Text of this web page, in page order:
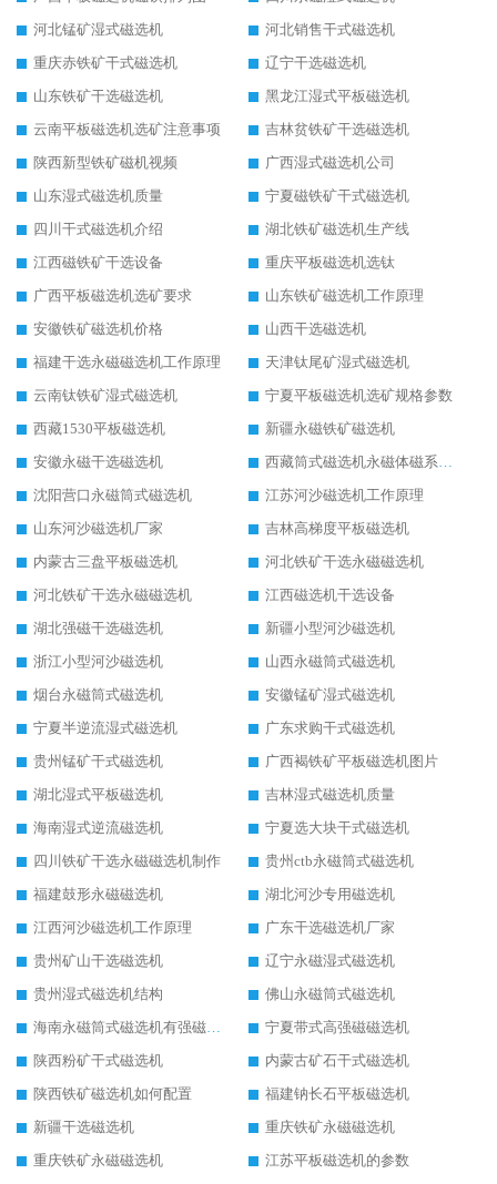
河北锰矿湿式磁选机
河北销售干式磁选机
重庆赤铁矿干式磁选机
辽宁干选磁选机
山东铁矿干选磁选机
黑龙江湿式平板磁选机
云南平板磁选机选矿注意事项
吉林贫铁矿干选磁选机
陕西新型铁矿磁机视频
广西湿式磁选机公司
山东湿式磁选机质量
宁夏磁铁矿干式磁选机
四川干式磁选机介绍
湖北铁矿磁选机生产线
江西磁铁矿干选设备
重庆平板磁选机选钛
广西平板磁选机选矿要求
山东铁矿磁选机工作原理
安徽铁矿磁选机价格
山西干选磁选机
福建干选永磁磁选机工作原理
天津钛尾矿湿式磁选机
云南钛铁矿湿式磁选机
宁夏平板磁选机选矿规格参数
西藏1530平板磁选机
新疆永磁铁矿磁选机
安徽永磁干选磁选机
西藏筒式磁选机永磁体磁系设计
沈阳营口永磁筒式磁选机
江苏河沙磁选机工作原理
山东河沙磁选机厂家
吉林高梯度平板磁选机
内蒙古三盘平板磁选机
河北铁矿干选永磁磁选机
河北铁矿干选永磁磁选机
江西磁选机干选设备
湖北强磁干选磁选机
新疆小型河沙磁选机
浙江小型河沙磁选机
山西永磁筒式磁选机
烟台永磁筒式磁选机
安徽锰矿湿式磁选机
宁夏半逆流湿式磁选机
广东求购干式磁选机
贵州锰矿干式磁选机
广西褐铁矿平板磁选机图片
湖北湿式平板磁选机
吉林湿式磁选机质量
海南湿式逆流磁选机
宁夏选大块干式磁选机
四川铁矿干选永磁磁选机制作
贵州ctb永磁筒式磁选机
福建鼓形永磁磁选机
湖北河沙专用磁选机
江西河沙磁选机工作原理
广东干选磁选机厂家
贵州矿山干选磁选机
辽宁永磁湿式磁选机
贵州湿式磁选机结构
佛山永磁筒式磁选机
海南永磁筒式磁选机有强磁的吗
宁夏带式高强磁磁选机
陕西粉矿干式磁选机
内蒙古矿石干式磁选机
陕西铁矿磁选机如何配置
福建钠长石平板磁选机
新疆干选磁选机
重庆铁矿永磁磁选机
重庆铁矿永磁磁选机
江苏平板磁选机的参数